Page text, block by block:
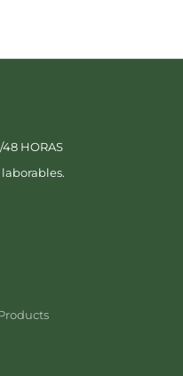
48 HORAS
laborables.
12
artículo 3
artículo 4